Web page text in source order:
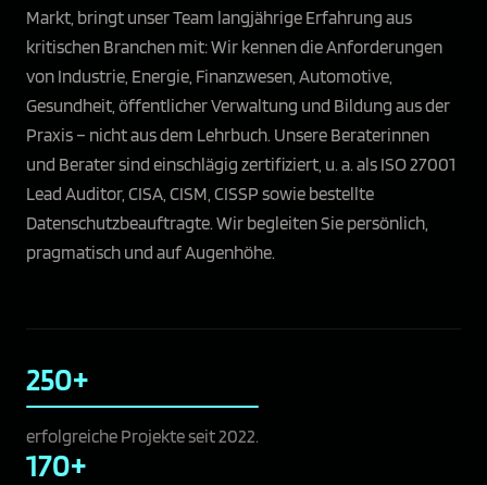
Markt, bringt unser Team langjährige Erfahrung aus
kritischen Branchen mit: Wir kennen die Anforderungen
von Industrie, Energie, Finanzwesen, Automotive,
Gesundheit, öffentlicher Verwaltung und Bildung aus der
Praxis – nicht aus dem Lehrbuch. Unsere Beraterinnen
und Berater sind einschlägig zertifiziert, u. a. als ISO 27001
Lead Auditor, CISA, CISM, CISSP sowie bestellte
Datenschutzbeauftragte. Wir begleiten Sie persönlich,
pragmatisch und auf Augenhöhe.
250+
erfolgreiche Projekte seit 2022.
170+